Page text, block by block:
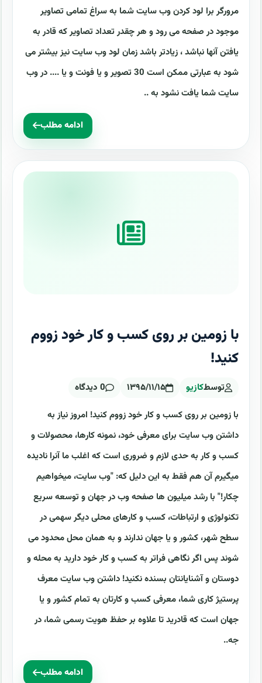
مرورگر برا لود کردن وب سایت شما به سراغ تمامی تصاویر
موجود در صفحه می رود و هر چقدر تعداد تصاویر که قادر به
یافتن آنها نباشد ، زیادتر باشد زمان لود وب سایت نیز بیشتر می
شود به عبارتی ممکن است 30 تصویر و یا فونت و یا .... در وب
سایت شما یافت نشود به ..
ادامه مطلب
با زومین بر روی کسب و کار خود زووم
کنید!
توسطکازیو ۱۳۹۵/۱۱/۱۵ 0 دیدگاه
با زومین بر روی کسب و کار خود زووم کنید! امروز نیاز به
داشتن وب سایت برای معرفی خود، نمونه کارها، محصولات و
کسب و کار به حدی لازم و ضروری است که اغلب ما آنرا نادیده
میگیرم آن هم فقط به این دلیل که: "وب سایت، میخواهیم
چکار!" با رشد میلیون ها صفحه وب در جهان و توسعه سریع
تکنولوژی و ارتباطات، کسب و کارهای محلی دیگر سهمی در
سطح شهر، کشور و یا جهان ندارند و به همان محل محدود می
شوند پس اگر نگاهی فراتر به کسب و کار خود دارید به محله و
دوستان و آشنایانتان بسنده نکنید! داشتن وب سایت معرف
پرستیژ کاری شما، معرفی کسب و کارتان به تمام کشور و یا
جهان است که قادرید تا علاوه بر حفظ هویت رسمی شما، در
جه..
ادامه مطلب